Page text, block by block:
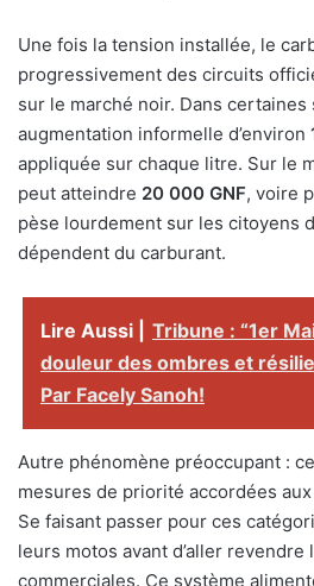
Une fois la tension installée, le
progressivement des circuits
sur le marché noir. Dans certaines
augmentation informelle d’environ
appliquée sur chaque litre. Sur le
peut atteindre 20 000 GNF, voire
pèse lourdement sur les citoyens
dépendent du carburant.
Lire Aussi |
Tribune : “1er
douleur des ombres et
Par Facely Sanoh!
Autre phénomène préoccupant :
mesures de priorité accordées
Se faisant passer pour ces
leurs motos avant d’aller
commerciales. Ce système